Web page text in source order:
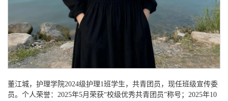
董江城，护理学院2024级护理1班学生，共青团员，现任班级宣传委
员。个人荣誉：2025年5月荣获“校级优秀共青团员”称号；2025年10